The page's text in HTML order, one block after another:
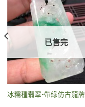
已售完
冰糯種翡翠-帶綠仿古龍牌